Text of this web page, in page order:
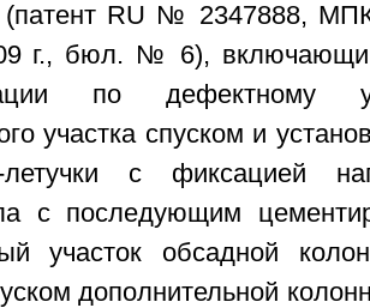
(патент RU № 2347888,
г., бюл. № 6),
по дефектному
участка спуском и
летучки с фиксацией
с последующим
участок обсадной
дополнительной